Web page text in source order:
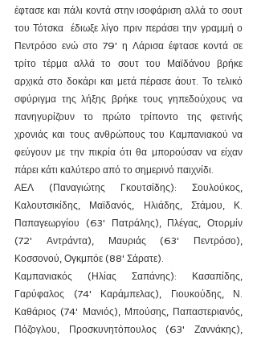
έφτασε και πάλι κοντά στην ισοφάριση αλλά το σουτ
του Τότσκα  έδιωξε λίγο πριν περάσει την γραμμή ο
Πεντρόσο ενώ στο 79' η Λάρισα έφτασε κοντά σε
τρίτο τέρμα αλλά το σουτ του Μαϊδάνου βρήκε
αρχικά στο δοκάρι και μετά πέρασε άουτ. Το τελικό
σφύριγμα της λήξης βρήκε τους γηπεδούχους να
πανηγυρίζουν το πρώτο τρίποντο της φετινής
χρονιάς και τους ανθρώπους του Καμπανιακού να
φεύγουν με την πικρία ότι θα μπορούσαν να είχαν
πάρει κάτι καλύτερο από το σημερινό παιχνίδι.
ΑΕΛ (Παναγιώτης Γκουτσίδης): Σουλούκος,
Καλουτσικίδης, Μαϊδανός, Ηλιάδης, Στάμου, Κ.
Παπαγεωργίου (63' Πατράλης), Πλέγας, Οτορμίν
(72' Αντράντα), Μαυριάς (63' Πεντρόσο),
Κοσσονού, Ογκμπόε (88' Σάρατε).
Καμπανιακός (Ηλίας Σαπάνης): Κασαπίδης,
Γαρύφαλος (74' Καράμπελας), Γιουκούδης, Ν.
Καθάριος (74' Μανιός), Μπούσης, Παπαστεριανός,
Πόζογλου, Προσκυνητόπουλος (63' Ζαννάκης),